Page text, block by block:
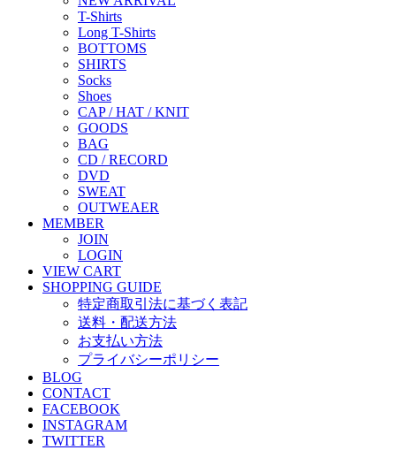
T-Shirts
Long T-Shirts
BOTTOMS
SHIRTS
Socks
Shoes
CAP / HAT / KNIT
GOODS
BAG
CD / RECORD
DVD
SWEAT
OUTWEAER
MEMBER
JOIN
LOGIN
VIEW CART
SHOPPING GUIDE
特定商取引法に基づく表記
送料・配送方法
お支払い方法
プライバシーポリシー
BLOG
CONTACT
FACEBOOK
INSTAGRAM
TWITTER